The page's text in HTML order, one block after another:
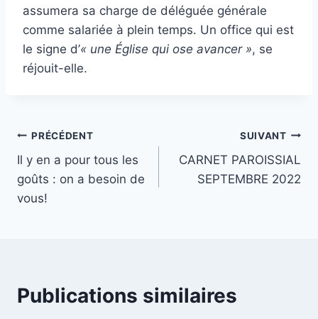
assumera sa charge de déléguée générale
comme salariée à plein temps. Un office qui est
le signe d’« une Église qui ose avancer », se
réjouit-elle.
Navigation
de
l’article
PRÉCÉDENT
Il y en a pour tous les
goûts : on a besoin de
vous!
SUIVANT
CARNET PAROISSIAL
SEPTEMBRE 2022
Publications similaires